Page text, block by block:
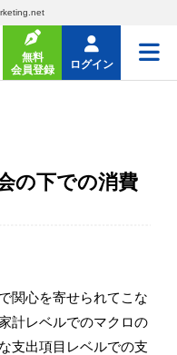
無料
会員登録
ログイン
の下での消費
関心を寄せられてこな
計レベルでのマクロの
支出項目レベルでの支